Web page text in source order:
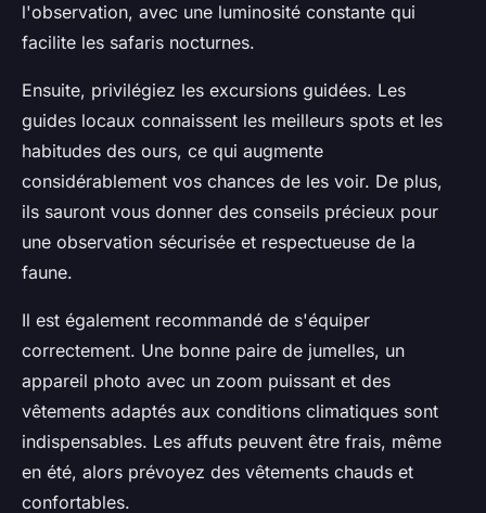
l'observation, avec une luminosité constante qui
facilite les safaris nocturnes.
Ensuite, privilégiez les excursions guidées. Les
guides locaux connaissent les meilleurs spots et les
habitudes des ours, ce qui augmente
considérablement vos chances de les voir. De plus,
ils sauront vous donner des conseils précieux pour
une observation sécurisée et respectueuse de la
faune.
Il est également recommandé de s'équiper
correctement. Une bonne paire de jumelles, un
appareil photo avec un zoom puissant et des
vêtements adaptés aux conditions climatiques sont
indispensables. Les affuts peuvent être frais, même
en été, alors prévoyez des vêtements chauds et
confortables.